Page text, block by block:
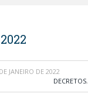
JANEIRO DE 2022
DECRETOS,